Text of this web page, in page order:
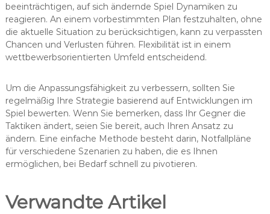
beeinträchtigen, auf sich ändernde Spiel Dynamiken zu
reagieren. An einem vorbestimmten Plan festzuhalten, ohne
die aktuelle Situation zu berücksichtigen, kann zu verpassten
Chancen und Verlusten führen. Flexibilität ist in einem
wettbewerbsorientierten Umfeld entscheidend.
Um die Anpassungsfähigkeit zu verbessern, sollten Sie
regelmäßig Ihre Strategie basierend auf Entwicklungen im
Spiel bewerten. Wenn Sie bemerken, dass Ihr Gegner die
Taktiken ändert, seien Sie bereit, auch Ihren Ansatz zu
ändern. Eine einfache Methode besteht darin, Notfallpläne
für verschiedene Szenarien zu haben, die es Ihnen
ermöglichen, bei Bedarf schnell zu pivotieren.
Verwandte Artikel